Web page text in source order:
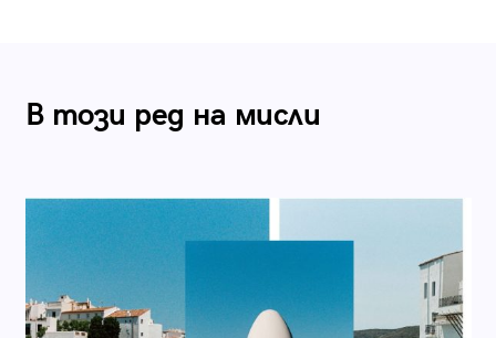
В този ред на мисли